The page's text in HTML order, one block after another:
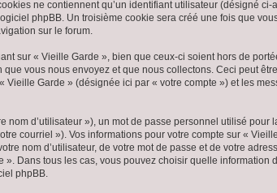
ne contiennent qu’un identifiant utilisateur (désigné
phpBB. Un troisième cookie sera créé une fois que
sur le forum.
sur « Vieille Garde », bien que ceux-ci soient hors de
vous nous envoyez et que nous collectons. Ceci peut
Garde » (désignée ici par « votre compte ») et les
d’utilisateur »), un mot de passe personnel utilisé
courriel »). Vos informations pour votre compte sur «
nom d’utilisateur, de votre mot de passe et de votre
Dans tous les cas, vous pouvez choisir quelle
phpBB.